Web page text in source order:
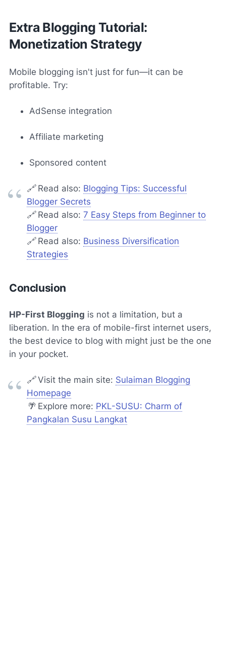
Extra Blogging Tutorial:
Monetization Strategy
Mobile blogging isn't just for fun—it can be
profitable. Try:
AdSense integration
Affiliate marketing
Sponsored content
🔗 Read also: Blogging Tips: Successful
Blogger Secrets
🔗 Read also: 7 Easy Steps from Beginner to
Blogger
🔗 Read also: Business Diversification
Strategies
Conclusion
HP-First Blogging is not a limitation, but a
liberation. In the era of mobile-first internet users,
the best device to blog with might just be the one
in your pocket.
🔗Visit the main site: Sulaiman Blogging
Homepage
🌴 Explore more: PKL-SUSU: Charm of
Pangkalan Susu Langkat